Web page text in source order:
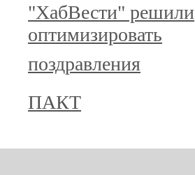
"ХабВести" решили
оптимизировать
поздравления
ПАКТ